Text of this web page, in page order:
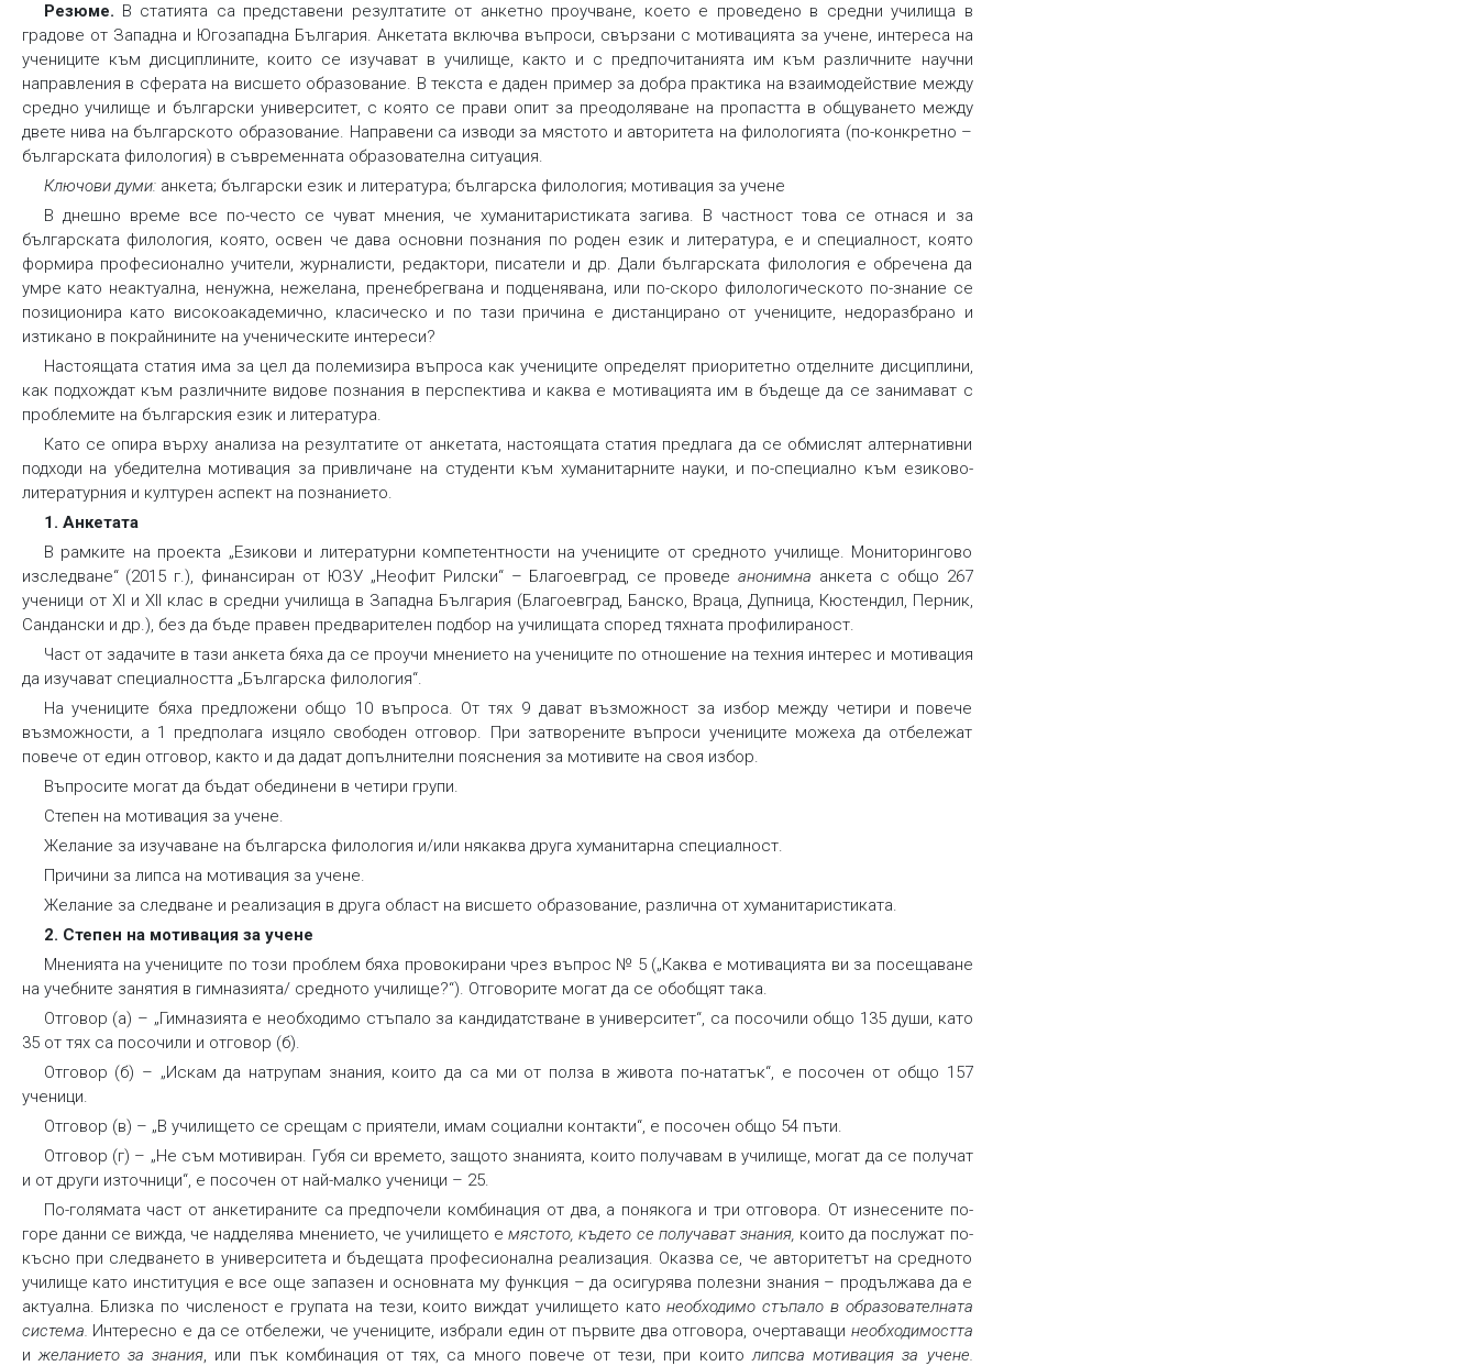
Резюме. В статията са представени резултатите от анкетно проучване, което е проведено в средни училища в
градове от Западна и Югозападна България. Анкетата включва въпроси, свързани с мотивацията за учене, интереса на
учениците към дисциплините, които се изучават в училище, както и с предпочитанията им към различните научни
направления в сферата на висшето образование. В текста е даден пример за добра практика на взаимодействие между
средно училище и български университет, с която се прави опит за преодоляване на пропастта в общуването между
двете нива на българското образование. Направени са изводи за мястото и авторитета на филологията (по-конкретно –
българската филология) в съвременната образователна ситуация.
Ключови думи: анкета; български език и литература; българска филология; мотивация за учене
В днешно време все по-често се чуват мнения, че хуманитаристиката загива. В частност това се отнася и за
българската филология, която, освен че дава основни познания по роден език и литература, е и специалност, която
формира професионално учители, журналисти, редактори, писатели и др. Дали българската филология е обречена да
умре като неактуална, ненужна, нежелана, пренебрегвана и подценявана, или по-скоро филологическото по-знание се
позиционира като високоакадемично, класическо и по тази причина е дистанцирано от учениците, недоразбрано и
изтикано в покрайнините на ученическите интереси?
Настоящата статия има за цел да полемизира въпроса как учениците определят приоритетно отделните дисциплини,
как подхождат към различните видове познания в перспектива и каква е мотивацията им в бъдеще да се занимават с
проблемите на българския език и литература.
Като се опира върху анализа на резултатите от анкетата, настоящата статия предлага да се обмислят алтернативни
подходи на убедителна мотивация за привличане на студенти към хуманитарните науки, и по-специално към езиково-
литературния и културен аспект на познанието.
1. Анкетата
В рамките на проекта „Езикови и литературни компетентности на учениците от средното училище. Мониторингово
изследване“ (2015 г.), финансиран от ЮЗУ „Неофит Рилски“ – Благоевград, се проведе анонимна анкета с общо 267
ученици от XI и XII клас в средни училища в Западна България (Благоевград, Банско, Враца, Дупница, Кюстендил, Перник,
Сандански и др.), без да бъде правен предварителен подбор на училищата според тяхната профилираност.
Част от задачите в тази анкета бяха да се проучи мнението на учениците по отношение на техния интерес и мотивация
да изучават специалността „Българска филология“.
На учениците бяха предложени общо 10 въпроса. От тях 9 дават възможност за избор между четири и повече
възможности, а 1 предполага изцяло свободен отговор. При затворените въпроси учениците можеха да отбележат
повече от един отговор, както и да дадат допълнителни пояснения за мотивите на своя избор.
Въпросите могат да бъдат обединени в четири групи.
Степен на мотивация за учене.
Желание за изучаване на българска филология и/или някаква друга хуманитарна специалност.
Причини за липса на мотивация за учене.
Желание за следване и реализация в друга област на висшето образование, различна от хуманитаристиката.
2. Степен на мотивация за учене
Мненията на учениците по този проблем бяха провокирани чрез въпрос № 5 („Каква е мотивацията ви за посещаване
на учебните занятия в гимназията/ средното училище?“). Отговорите могат да се обобщят така.
Отговор (а) – „Гимназията е необходимо стъпало за кандидатстване в университет“, са посочили общо 135 души, като
35 от тях са посочили и отговор (б).
Отговор (б) – „Искам да натрупам знания, които да са ми от полза в живота по-нататък“, е посочен от общо 157
ученици.
Отговор (в) – „В училището се срещам с приятели, имам социални контакти“, е посочен общо 54 пъти.
Отговор (г) – „Не съм мотивиран. Губя си времето, защото знанията, които получавам в училище, могат да се получат
и от други източници“, е посочен от най-малко ученици – 25.
По-голямата част от анкетираните са предпочели комбинация от два, а понякога и три отговора. От изнесените по-
горе данни се вижда, че надделява мнението, че училището емястото, където се получават знания, които да послужат по-
късно при следването в университета и бъдещата професионална реализация. Оказва се, че авторитетът на средното
училище като институция е все още запазен и основната му функция – да осигурява полезни знания – продължава да е
актуална. Близка по численост е групата на тези, които виждат училището катонеобходимо стъпало в образователната
система. Интересно е да се отбележи, че учениците, избрали един от първите два отговора, очертаващи необходимостта
ижеланието за знания, или пък комбинация от тях, са много повече от тези, при коитолипсва мотивация за учене.